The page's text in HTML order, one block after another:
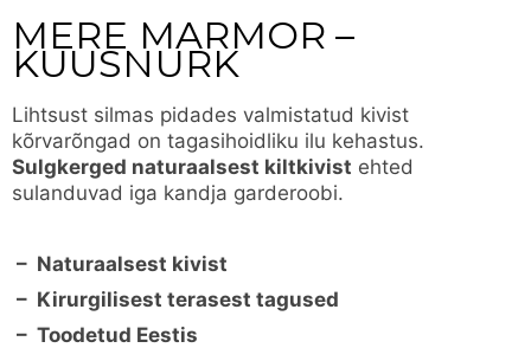
MERE MARMOR –
KUUSNURK
Lihtsust silmas pidades valmistatud kivist
kõrvarõngad on tagasihoidliku ilu kehastus.
Sulgkerged naturaalsest kiltkivist ehted
sulanduvad iga kandja garderoobi.
– Naturaalsest kivist
– Kirurgilisest terasest tagused
– Toodetud Eestis